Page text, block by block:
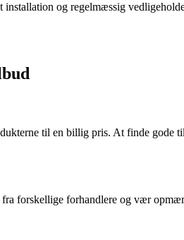
og regelmæssig
til en billig pris. At finde gode
forskellige forhandlere og vær